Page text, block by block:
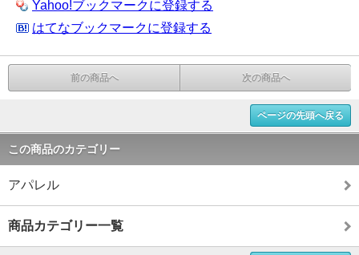
Yahoo!ブックマークに登録する
はてなブックマークに登録する
前の商品へ 次の商品へ
ページの先頭へ戻る
この商品のカテゴリー
アパレル
商品カテゴリー一覧